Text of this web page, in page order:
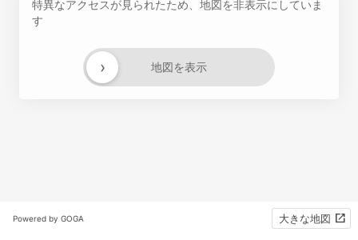
特異なアクセスが見られたため、地図を非表示にしていま
す
地図を表示
›
Powered by GOGA 大きな地図